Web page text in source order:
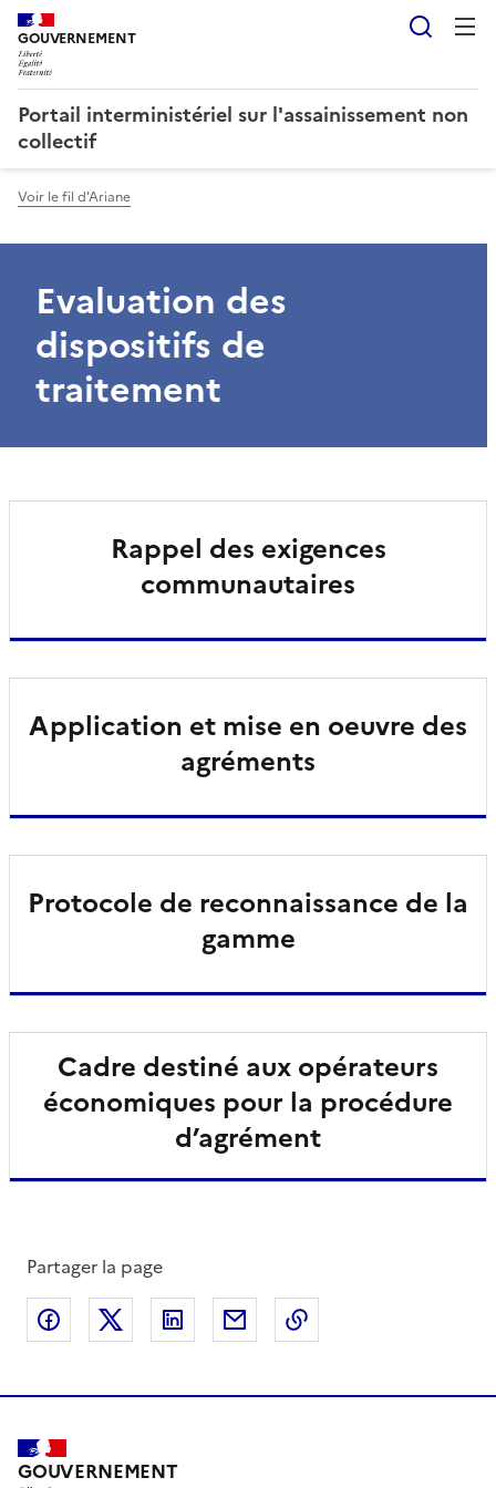
GOUVERNEMENT
Portail interministériel sur l'assainissement non
collectif
Voir le fil d'Ariane
Evaluation des
dispositifs de
traitement
Rappel des exigences
communautaires
Application et mise en oeuvre des
agréments
Protocole de reconnaissance de la
gamme
Cadre destiné aux opérateurs
économiques pour la procédure
d’agrément
Partager la page
Partager sur Facebook
Partager sur XPartager sur LinkedIn
Partager par email
GOUVERNEMENT